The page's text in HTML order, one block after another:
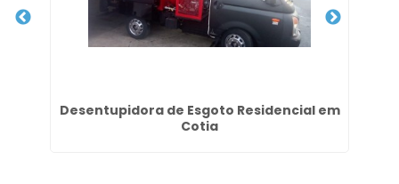
Desentupidora de Esgoto Residencial em
Cotia